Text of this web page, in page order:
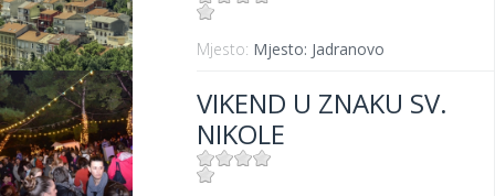
Mjesto: Mjesto: Jadranovo
VIKEND U ZNAKU SV.
NIKOLE